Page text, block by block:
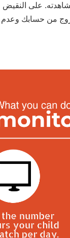
على النقيض
من حسابك